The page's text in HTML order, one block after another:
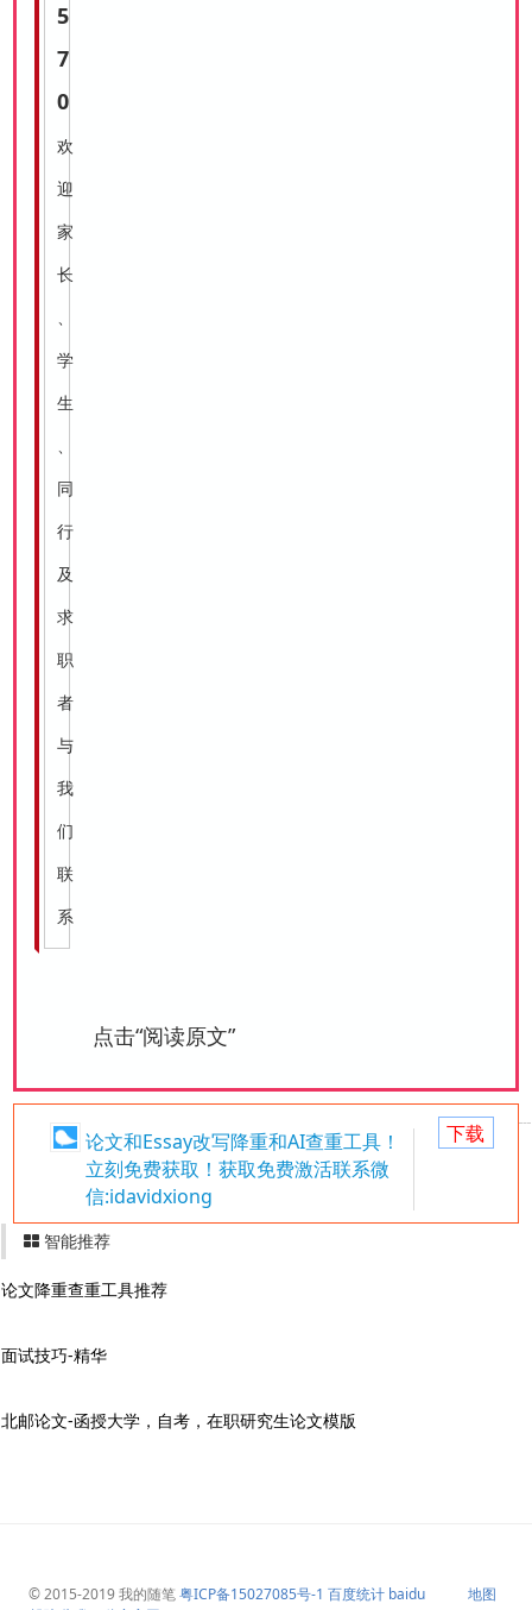
5
7
0
欢
迎
家
长
、
学
生
、
同
行
及
求
职
者
与
我
们
联
系
点击“阅读原文”
论文和Essay改写降重和AI查重工具！
立刻免费获取！获取免费激活联系微
信:idavidxiong
下载
智能推荐
论文降重查重工具推荐
面试技巧-精华
北邮论文-函授大学，自考，在职研究生论文模版
地图
© 2015-2019我的随笔粤ICP备15027085号-1 百度统计 baidu